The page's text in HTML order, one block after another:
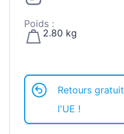
Poids :
2.80 kg
Retours
l'UE !